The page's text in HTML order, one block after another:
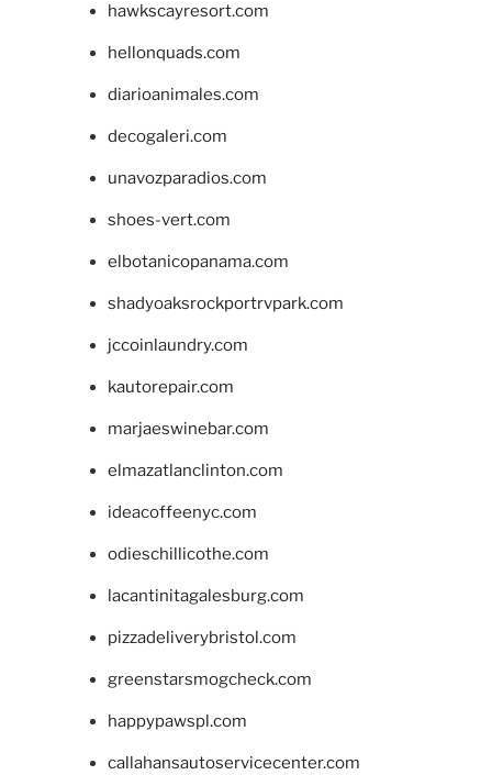
hawkscayresort.com
hellonquads.com
diarioanimales.com
decogaleri.com
unavozparadios.com
shoes-vert.com
elbotanicopanama.com
shadyoaksrockportrvpark.com
jccoinlaundry.com
kautorepair.com
marjaeswinebar.com
elmazatlanclinton.com
ideacoffeenyc.com
odieschillicothe.com
lacantinitagalesburg.com
pizzadeliverybristol.com
greenstarsmogcheck.com
happypawspl.com
callahansautoservicecenter.com